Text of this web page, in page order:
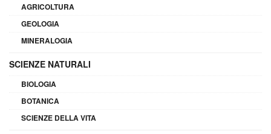
AGRICOLTURA
GEOLOGIA
MINERALOGIA
SCIENZE NATURALI
BIOLOGIA
BOTANICA
SCIENZE DELLA VITA